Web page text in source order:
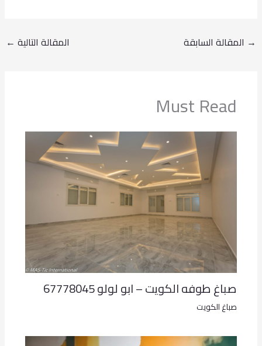
→ المقالة السابقة المقالة التالية ←
Must Read
صباغ طوفه الكويت – ابو لولو 67778045
صباغ الكويت